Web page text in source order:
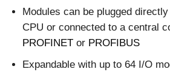
Modules can be plugged
CPU or connected to a central
PROFINETor PROFIBUS
Expandable with up to 64 I/O